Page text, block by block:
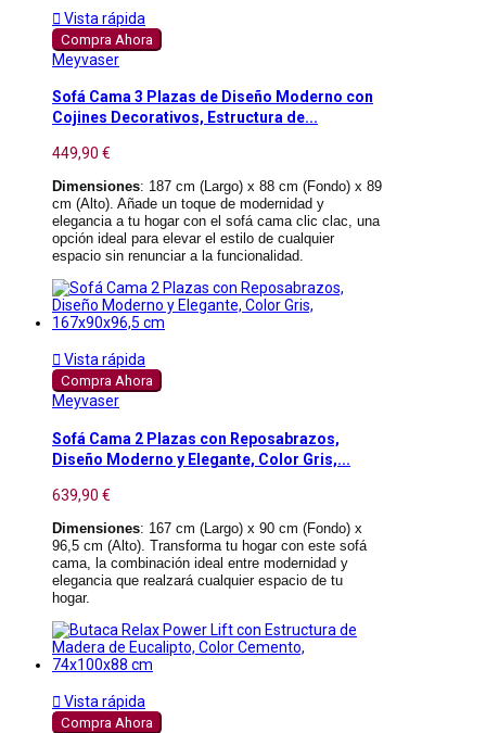
 Vista rápida
Compra Ahora
Meyvaser
Sofá Cama 3 Plazas de Diseño Moderno con
Cojines Decorativos, Estructura de...
449,90 €
Dimensiones: 187 cm (Largo) x 88 cm (Fondo) x 89
cm (Alto). Añade un toque de modernidad y
elegancia a tu hogar con el sofá cama clic clac, una
opción ideal para elevar el estilo de cualquier
espacio sin renunciar a la funcionalidad.
 Vista rápida
Compra Ahora
Meyvaser
Sofá Cama 2 Plazas con Reposabrazos,
Diseño Moderno y Elegante, Color Gris,...
639,90 €
Dimensiones: 167 cm (Largo) x 90 cm (Fondo) x
96,5 cm (Alto). Transforma tu hogar con este sofá
cama, la combinación ideal entre modernidad y
elegancia que realzará cualquier espacio de tu
hogar.
 Vista rápida
Compra Ahora